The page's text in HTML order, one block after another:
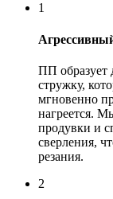
1
ПП
стружку,
мгновенно
нагреется.
продувки и
сверления,
резания.
2